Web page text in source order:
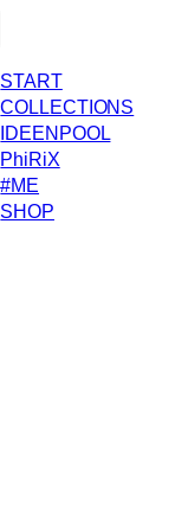
START
COLLECTIONS
IDEENPOOL
PhiRiX
#ME
SHOP